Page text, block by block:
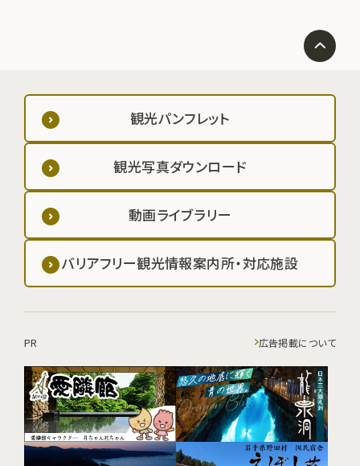
観光パンフレット
観光写真ダウンロード
動画ライブラリー
バリアフリー観光情報案内所・対応施設
PR 広告掲載について